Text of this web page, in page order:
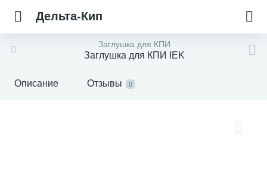
Дельта-Кип
Заглушка для КПИ
Заглушка для КПИ IEK
Описание Отзывы 0